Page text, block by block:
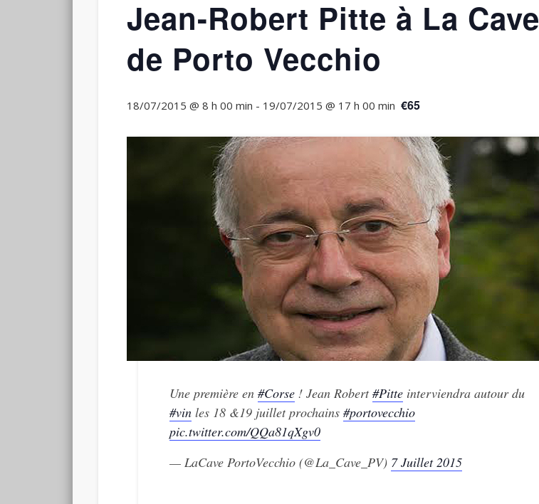
Jean-Robert Pitte à La Cave
de Porto Vecchio
18/07/2015 @ 8 h 00 min - 19/07/2015 @ 17 h 00 min €65
Une première en#Corse ! Jean Robert#Pitte interviendra autour du
#vin les 18 &19 juillet prochains#portovecchio
pic.twitter.com/QQa81qXgv0
— LaCave PortoVecchio (@La_Cave_PV) 7 Juillet 2015